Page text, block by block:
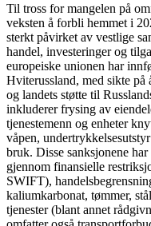
Til tross for mangelen på
veksten å forbli hemmet i
sterkt påvirket av vestlige
handel, investeringer og
europeiske unionen har
Hviterussland, med sikte på
og landets støtte til
inkluderer frysing av
tjenestemenn og enheter
våpen,
bruk. Disse sanksjonene
gjennom finansielle
SWIFT),
kaliumkarbonat, tømmer,
tjenester (blant annet